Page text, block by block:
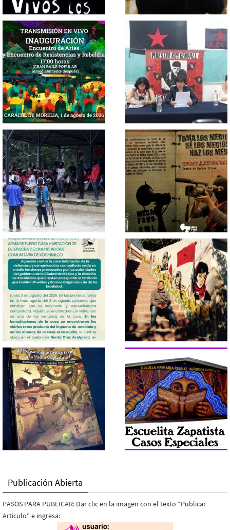
Publicación Abierta
PASOS PARA PUBLICAR: Dar clic en la imagen con el texto “Publicar
Artículo” e ingresa: